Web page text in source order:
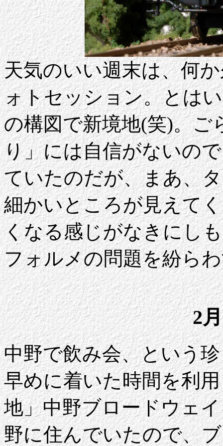
天気のいい週末は、何
ォトセッション。とは
の構図で新境地(笑)。ご
り」には自信がないの
ていたのだが、まあ、
細かいところが見えて
くなる感じがなきにし
フォルメの問題を紛ら
2
中野で飲み会、という
早めに着いた時間を利
地」中野ブロードウェ
野に住んでいたので、